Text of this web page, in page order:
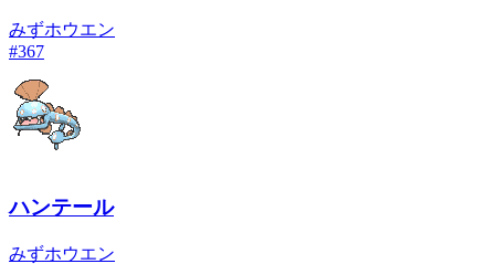
みずホウエン
#367
ハンテール
みずホウエン